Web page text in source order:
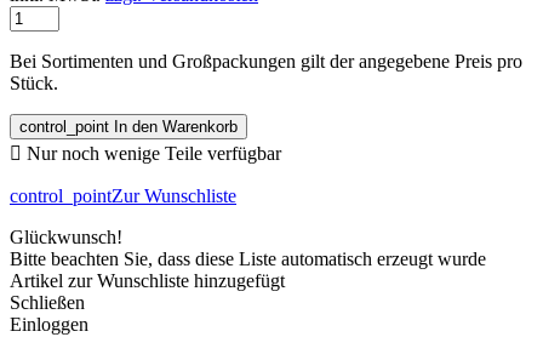
Bei Sortimenten und Großpackungen gilt der angegebene Preis pro
Stück.
control_point In den Warenkorb
 Nur noch wenige Teile verfügbar
control_pointZur Wunschliste
Glückwunsch!
Bitte beachten Sie, dass diese Liste automatisch erzeugt wurde
Artikel zur Wunschliste hinzugefügt
Schließen
Einloggen